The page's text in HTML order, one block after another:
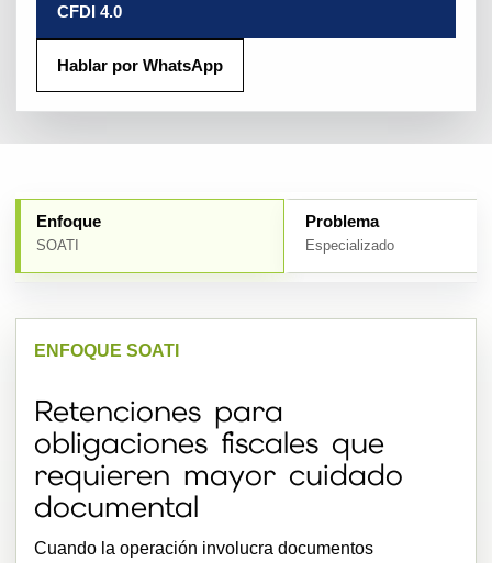
CFDI 4.0
Hablar por WhatsApp
Enfoque
SOATI
Problema
Especializado
ENFOQUE SOATI
Retenciones para
obligaciones fiscales que
requieren mayor cuidado
documental
Cuando la operación involucra documentos